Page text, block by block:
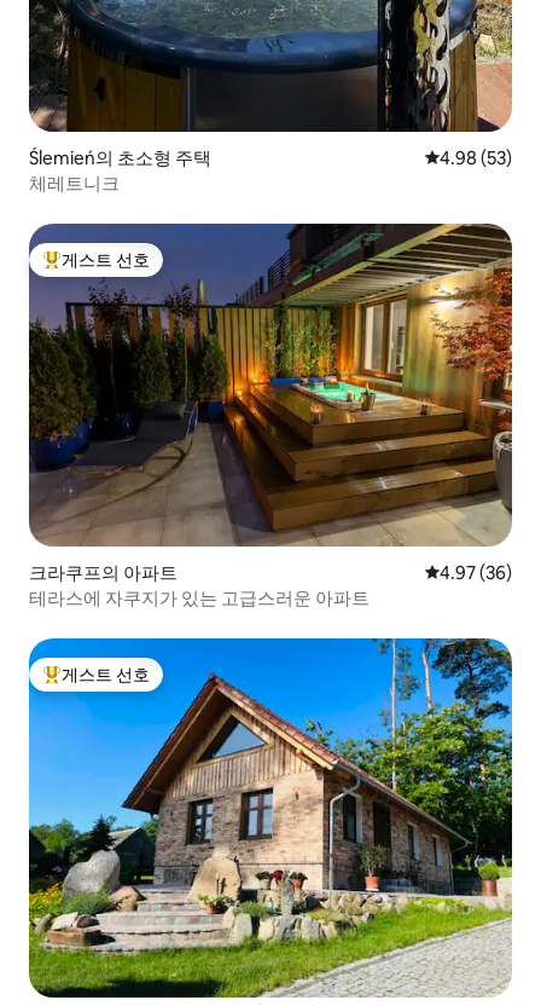
Ślemień의 초소형 주택 평점 4.98점(5
4.98 (53)
체레트니크
상위 게스트 선호
게스트 선호
크라쿠프의 아파트 평점 4.97점(5
4.97 (36)
테라스에 자쿠지가 있는 고급스러운 아파트
상위 게스트 선호
게스트 선호